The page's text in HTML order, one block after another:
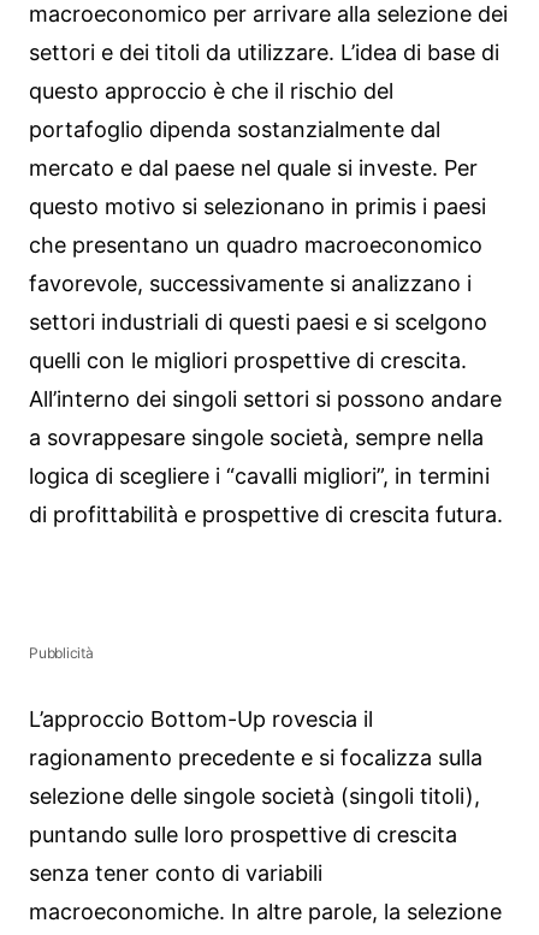
macroeconomico per arrivare alla selezione dei
settori e dei titoli da utilizzare. L’idea di base di
questo approccio è che il rischio del
portafoglio dipenda sostanzialmente dal
mercato e dal paese nel quale si investe. Per
questo motivo si selezionano in primis i paesi
che presentano un quadro macroeconomico
favorevole, successivamente si analizzano i
settori industriali di questi paesi e si scelgono
quelli con le migliori prospettive di crescita.
All’interno dei singoli settori si possono andare
a sovrappesare singole società, sempre nella
logica di scegliere i “cavalli migliori”, in termini
di profittabilità e prospettive di crescita futura.
Pubblicità
L’approccio Bottom-Up rovescia il
ragionamento precedente e si focalizza sulla
selezione delle singole società (singoli titoli),
puntando sulle loro prospettive di crescita
senza tener conto di variabili
macroeconomiche. In altre parole, la selezione